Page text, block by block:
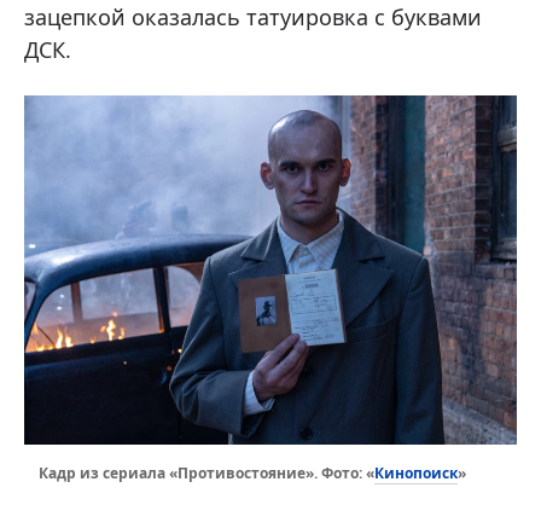
зацепкой оказалась татуировка с буквами
ДСК.
Кадр из сериала «Противостояние». Фото: «Кинопоиск»